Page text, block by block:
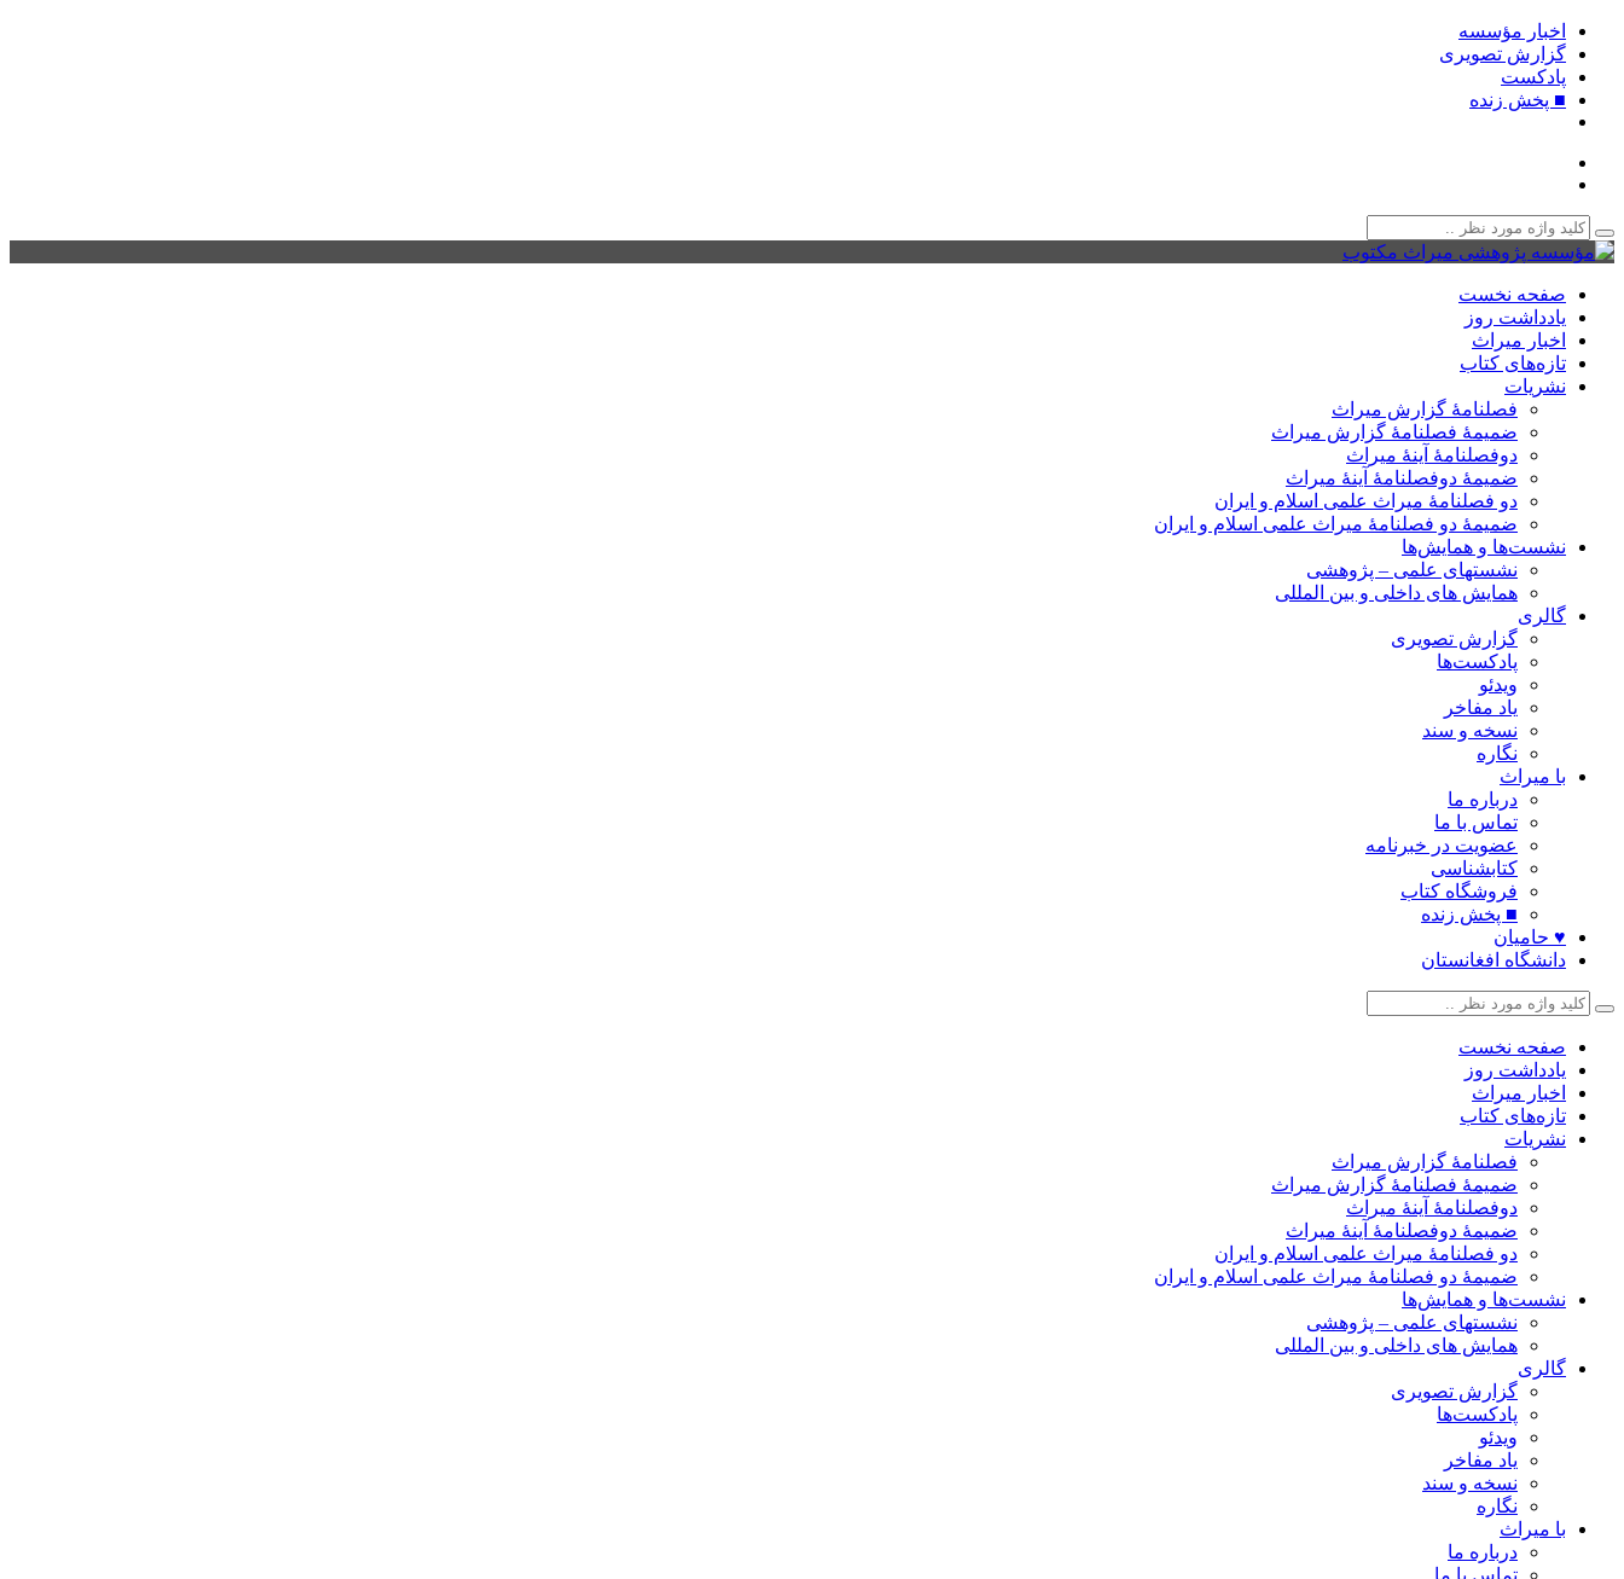
اخبار مؤسسه
گزارش تصویری
پادکست‌
■ پخش زنده
صفحه نخست
یادداشت روز
اخبار میراث
تازه‌های کتاب
نشریات
فصلنامۀ گزارش میراث
ضمیمۀ فصلنامۀ گزارش میراث
دوفصلنامۀ آینۀ میراث
ضمیمۀ دوفصلنامۀ آینۀ میراث
دو فصلنامۀ میراث علمی اسلام و ایران
ضمیمۀ دو فصلنامۀ میراث علمی اسلام و ایران
نشست‌ها و همایش‌ها
نشستهای علمی – پژوهشی
همایش های داخلی و بین المللی
گالری
گزارش تصویری
پادکست‌ها
ویدئو
یاد مفاخر
نسخه و سند
نگاره
با میراث
درباره ما
تماس با ما
عضویت در خبرنامه
کتابشناسی
فروشگاه کتاب
■ پخش زنده
♥ حامیان
دانشگاه افغانستان
صفحه نخست
یادداشت روز
اخبار میراث
تازه‌های کتاب
نشریات
فصلنامۀ گزارش میراث
ضمیمۀ فصلنامۀ گزارش میراث
دوفصلنامۀ آینۀ میراث
ضمیمۀ دوفصلنامۀ آینۀ میراث
دو فصلنامۀ میراث علمی اسلام و ایران
ضمیمۀ دو فصلنامۀ میراث علمی اسلام و ایران
نشست‌ها و همایش‌ها
نشستهای علمی – پژوهشی
همایش های داخلی و بین المللی
گالری
گزارش تصویری
پادکست‌ها
ویدئو
یاد مفاخر
نسخه و سند
نگاره
با میراث
درباره ما
تماس با ما